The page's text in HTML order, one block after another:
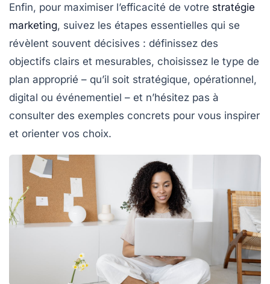
Enfin, pour maximiser l’efficacité de votre stratégie
marketing, suivez les étapes essentielles qui se
révèlent souvent décisives : définissez des
objectifs clairs et mesurables, choisissez le type de
plan approprié – qu’il soit stratégique, opérationnel,
digital ou événementiel – et n’hésitez pas à
consulter des exemples concrets pour vous inspirer
et orienter vos choix.